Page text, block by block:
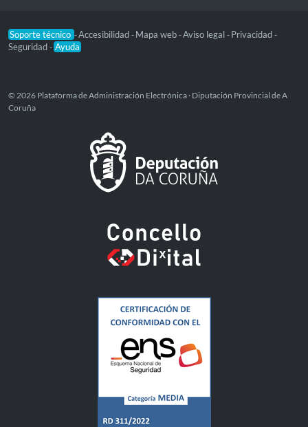
Soporte técnico -Accesibilidad - Mapa web -Aviso legal - Privacidad -
Seguridad - Ayuda
© 2026 Plataforma de Administración Electrónica · Diputación Provincial de A
Coruña